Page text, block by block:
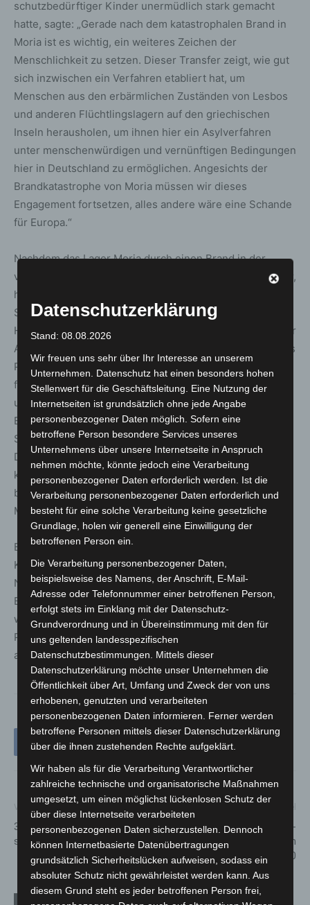
schutzbedürftiger Kinder unermüdlich stark gemacht
hatte, sagte: „Gerade nach dem katastrophalen Brand in
Moria ist es wichtig, ein weiteres Zeichen der
Menschlichkeit zu setzen. Dieser Transfer zeigt, wie gut
sich inzwischen ein Verfahren etabliert hat, um
Menschen aus den erbärmlichen Zuständen von Lesbos
und anderen Flüchtlingslagern auf den griechischen
Inseln herausholen, um ihnen hier ein Asylverfahren
unter menschenwürdigen und vernünftigen Bedingungen
hier in Deutschland zu ermöglichen. Angesichts der
Brandkatastrophe von Moria müssen wir dieses
Engagement fortsetzen, alles andere wäre eine Schande
für Europa.“
Nachdem das Lager Moria durch einen Brand in der
vergangenen Woche weitestgehend zerstört worden war,
hatte sich der Niedersächsische Minister für Inneres und
Sport, Boris Pistorius, erneut an Bundesinnenminister
Horst Seehofer gewandt und seine Unterstützung bei der
Aufnahme weiterer Personen aus Moria angeboten. Boris
Pistorius: „Wir müssen die schwierige humanitäre Lage
für die betroffenen Flüchtlinge jetzt rasch verbessern
und die für Europa unwürdige Situation schnell beenden.
Es kann nicht sein, dass einige wenige europäische
Staaten die gesamte Flüchtlingspolitik der EU blockieren.
Deswegen habe ich angeboten, dass Niedersachsen
kurzfristig weitere 500 Personen aufnehmen kann. Auch
bei der jetzt geplanten Aufnahme der unbegleiteten
Minderjährigen wird sich Niedersachsen engagieren.“
Bereits im Frühjahr konnten insgesamt 53 unbegleitete
Kinder und Jugendliche aus Griechenland nach
Niedersachsen ausgeflogen und dann auf andere
Bundesländer und niedersächsische Kommunen verteilt
worden. Niedersachsen hat bislang insgesamt 43
Personen aus den Flüchtlingslagern in Griechenland
aufgenommen.
Vorheriger Artikel
328 Menschen in der Region
sind mit Corona infiziert
18.209 gemeldete Covid-19-
Infektionen in Niedersachsen
– 16.09.2020
Datenschutzerklärung
Stand: 08.08.2026
Wir freuen uns sehr über Ihr Interesse an unserem
Unternehmen. Datenschutz hat einen besonders hohen
Stellenwert für die Geschäftsleitung. Eine Nutzung der
Internetseiten ist grundsätzlich ohne jede Angabe
personenbezogener Daten möglich. Sofern eine
betroffene Person besondere Services unseres
Unternehmens über unsere Internetseite in Anspruch
nehmen möchte, könnte jedoch eine Verarbeitung
personenbezogener Daten erforderlich werden. Ist die
Verarbeitung personenbezogener Daten erforderlich und
besteht für eine solche Verarbeitung keine gesetzliche
Grundlage, holen wir generell eine Einwilligung der
betroffenen Person ein.
Die Verarbeitung personenbezogener Daten,
beispielsweise des Namens, der Anschrift, E-Mail-
Adresse oder Telefonnummer einer betroffenen Person,
erfolgt stets im Einklang mit der Datenschutz-
Grundverordnung und in Übereinstimmung mit den für
uns geltenden landesspezifischen
Datenschutzbestimmungen. Mittels dieser
Datenschutzerklärung möchte unser Unternehmen die
Öffentlichkeit über Art, Umfang und Zweck der von uns
erhobenen, genutzten und verarbeiteten
personenbezogenen Daten informieren. Ferner werden
betroffene Personen mittels dieser Datenschutzerklärung
über die ihnen zustehenden Rechte aufgeklärt.
Wir haben als für die Verarbeitung Verantwortlicher
zahlreiche technische und organisatorische Maßnahmen
umgesetzt, um einen möglichst lückenlosen Schutz der
über diese Internetseite verarbeiteten
personenbezogenen Daten sicherzustellen. Dennoch
können Internetbasierte Datenübertragungen
grundsätzlich Sicherheitslücken aufweisen, sodass ein
absoluter Schutz nicht gewährleistet werden kann. Aus
diesem Grund steht es jeder betroffenen Person frei,